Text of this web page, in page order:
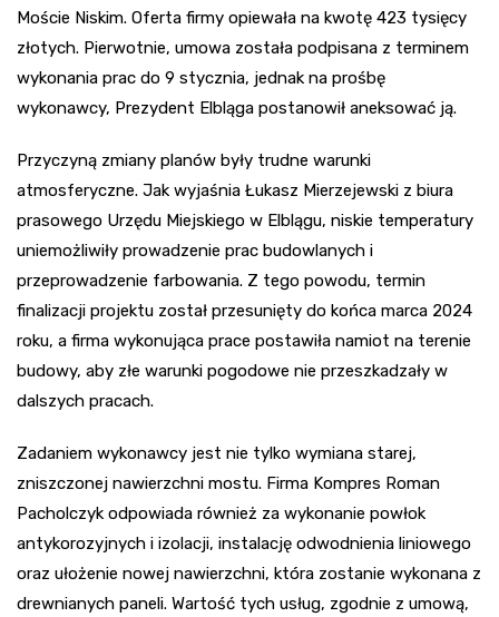
Moście Niskim. Oferta firmy opiewała na kwotę 423 tysięcy
złotych. Pierwotnie, umowa została podpisana z terminem
wykonania prac do 9 stycznia, jednak na prośbę
wykonawcy, Prezydent Elbląga postanowił aneksować ją.
Przyczyną zmiany planów były trudne warunki
atmosferyczne. Jak wyjaśnia Łukasz Mierzejewski z biura
prasowego Urzędu Miejskiego w Elblągu, niskie temperatury
uniemożliwiły prowadzenie prac budowlanych i
przeprowadzenie farbowania. Z tego powodu, termin
finalizacji projektu został przesunięty do końca marca 2024
roku, a firma wykonująca prace postawiła namiot na terenie
budowy, aby złe warunki pogodowe nie przeszkadzały w
dalszych pracach.
Zadaniem wykonawcy jest nie tylko wymiana starej,
zniszczonej nawierzchni mostu. Firma Kompres Roman
Pacholczyk odpowiada również za wykonanie powłok
antykorozyjnych i izolacji, instalację odwodnienia liniowego
oraz ułożenie nowej nawierzchni, która zostanie wykonana z
drewnianych paneli. Wartość tych usług, zgodnie z umową,